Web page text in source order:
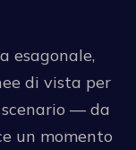
esagonale,
di vista per
— da
un momento